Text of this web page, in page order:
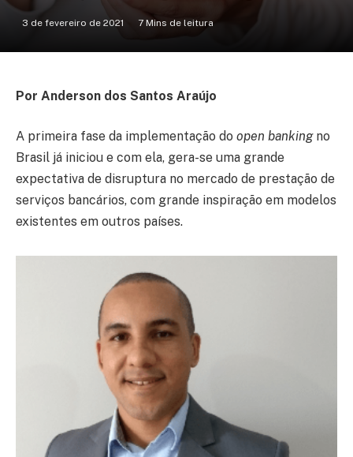
3 de fevereiro de 2021 7 Mins de leitura
Por Anderson dos Santos Araújo
A primeira fase da implementação do open bankingno
Brasil já iniciou e com ela, gera-se uma grande
expectativa de disruptura no mercado de prestação de
serviços bancários, com grande inspiração em modelos
existentes em outros países.